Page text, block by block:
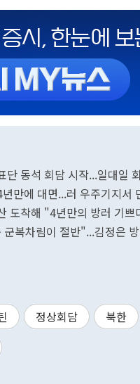
단 동석 회담 시작...일대일
만에 대면...러 우주기지서
도착해 "4년만의 방러 기
복차림이 절반"...김정은
정상회담 북한